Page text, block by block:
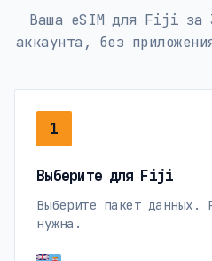
Ваша eSIM для Fiji за
аккаунта, без
1
Выберите для Fiji
Выберите пакет данных.
нужна.